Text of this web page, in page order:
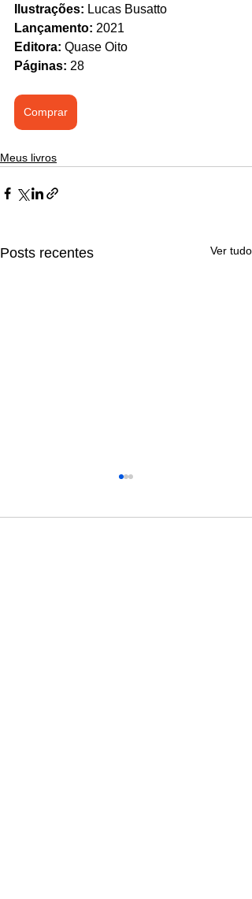
Ilustrações: Lucas Busatto
Lançamento: 2021
Editora: Quase Oito
Páginas: 28
Comprar
Meus livros
Posts recentes Ver tudo